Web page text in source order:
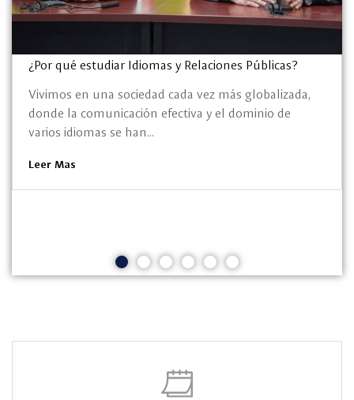
¿Por qué estudiar Idiomas y Relaciones Públicas?
Vivimos en una sociedad cada vez más globalizada,
donde la comunicación efectiva y el dominio de
varios idiomas se han...
Leer Mas